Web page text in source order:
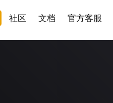
社区 文档 官方客服